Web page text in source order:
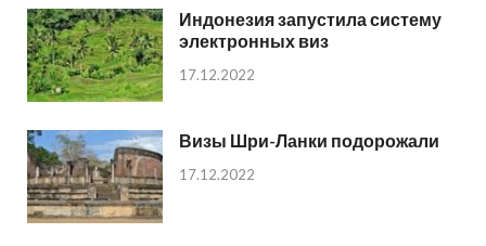
Индонезия запустила систему
электронных виз
17.12.2022
Визы Шри-Ланки подорожали
17.12.2022